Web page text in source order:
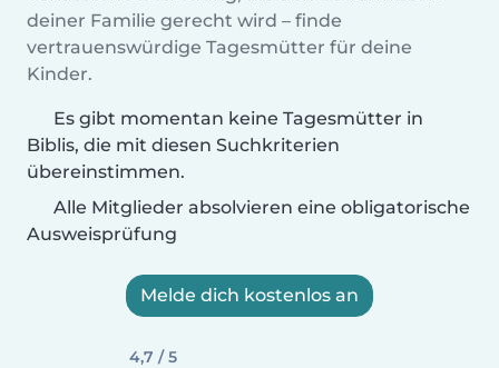
deiner Familie gerecht wird – finde
vertrauenswürdige Tagesmütter für deine
Kinder.
Es gibt momentan keine Tagesmütter in
Biblis, die mit diesen Suchkriterien
übereinstimmen.
Alle Mitglieder absolvieren eine obligatorische
Ausweisprüfung
Melde dich kostenlos an
4,7 / 5